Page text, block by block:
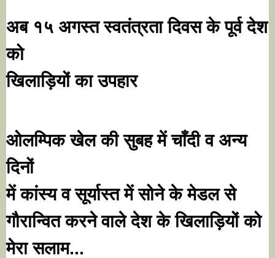
अब १५ अगस्त स्वतंत्रता दिवस के पूर्व देश
को
खिलाड़ियों का उपहार
ओलम्पिक खेल की सुबह में चाँदी व अन्य
दिनों
में कांस्य व सूर्यास्त में सोने के मेडल से
गौरान्वित करने वाले देश के खिलाड़ियों को
मेरा सलाम...